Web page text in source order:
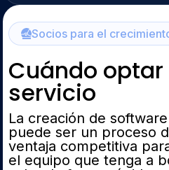
Socios para el
Cuándo
servicio
La creación de
puede ser un proceso
ventaja competitiva
el equipo que tenga a